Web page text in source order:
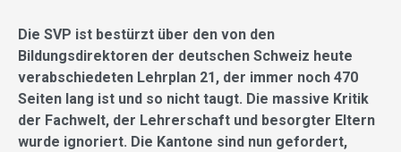
Die SVP ist bestürzt über den von den
Bildungsdirektoren der deutschen Schweiz heute
verabschiedeten Lehrplan 21, der immer noch 470
Seiten lang ist und so nicht taugt. Die massive Kritik
der Fachwelt, der Lehrerschaft und besorgter Eltern
wurde ignoriert. Die Kantone sind nun gefordert,